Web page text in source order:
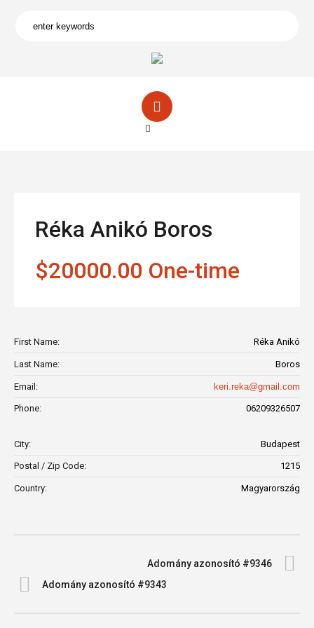
Réka Anikó Boros
$20000.00 One-time
First Name: Réka Anikó
Last Name: Boros
Email: keri.reka@gmail.com
Phone: 06209326507
City: Budapest
Postal / Zip Code: 1215
Country: Magyarország
Adomány azonosító #9346
Adomány azonosító #9343